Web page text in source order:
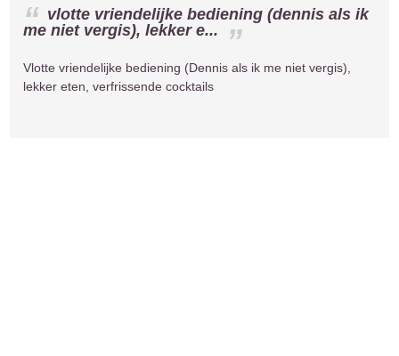
vlotte vriendelijke bediening (dennis als ik
me niet vergis), lekker e...
Vlotte vriendelijke bediening (Dennis als ik me niet vergis),
lekker eten, verfrissende cocktails